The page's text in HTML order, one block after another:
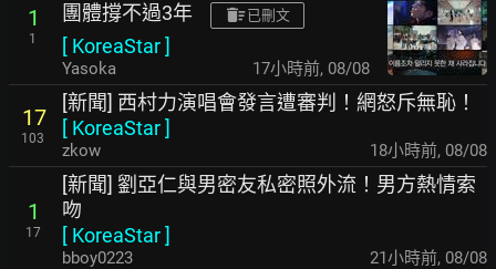
1
1
團體撐不過3年
已刪文
[ KoreaStar]
Yasoka 17小時前, 08/08
17
103
[新聞] 西村力演唱會發言遭審判！網怒斥無恥！
[ KoreaStar]
zkow 18小時前, 08/08
1
17
[新聞] 劉亞仁與男密友私密照外流！男方熱情索
吻
[ KoreaStar]
bboy0223 21小時前, 08/08